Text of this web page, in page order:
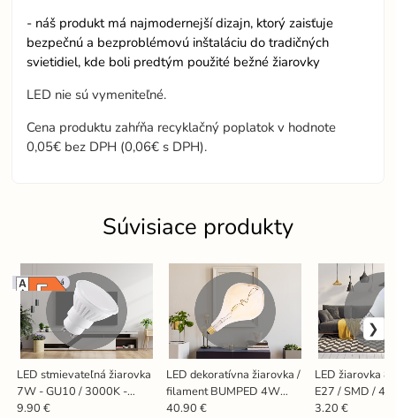
- náš produkt má najmodernejší dizajn, ktorý zaisťuje
bezpečnú a bezproblémovú inštaláciu do tradičných
svietidiel, kde boli predtým použité bežné žiarovky
LED nie sú vymeniteľné.
Cena produktu zahŕňa recyklačný poplatok v hodnote
0,05€ bez DPH (0,06€ s DPH).
Súvisiace produkty
LED stmievateľná žiarovka
7W - GU10 / 3000K -
ZLS1117D
Stmievateľná
9.90 €
LED dekoratívna žiarovka /
filament BUMPED 4W
VINTAGE - ET160 / E27 /
40.90 €
LED žiarovka
E27 / SMD /
ZLS829
3.20 €